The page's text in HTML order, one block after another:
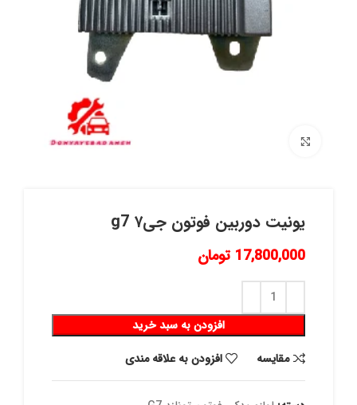
یونیت دوربین فوتون جی۷ g7
17,800,000 تومان
افزودن به سبد خرید
مقايسه
افزودن به علاقه مندی